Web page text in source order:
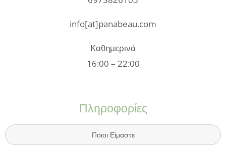
info[at]panabeau.com
Καθημερινά
16:00 – 22:00
Πληροφορίες
Ποιοι Είμαστε